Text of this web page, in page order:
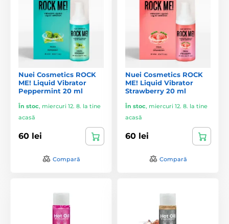
Nuei Cosmetics ROCK
ME! Liquid Vibrator
Peppermint 20 ml
În stoc, miercuri 12. 8. la tine
acasă
60 lei
Compară
Nuei Cosmetics ROCK
ME! Liquid Vibrator
Strawberry 20 ml
În stoc, miercuri 12. 8. la tine
acasă
60 lei
Compară